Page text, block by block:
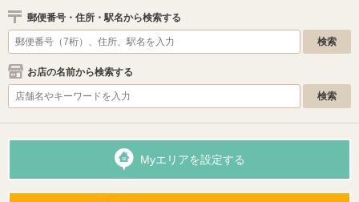
郵便番号・住所・駅名から検索する
お店の名前から検索する
Myエリアを設定する